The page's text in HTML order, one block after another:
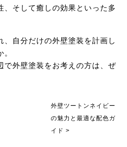
、そして癒しの効果といった多
、自分だけの外壁塗装を計画し
で外壁塗装をお考えの方は、ぜ
外壁ツートンネイビー
の魅力と最適な配色ガ
イド >